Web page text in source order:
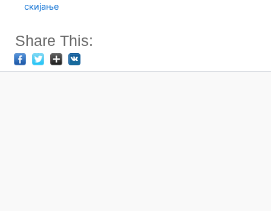
скијање
Share This: